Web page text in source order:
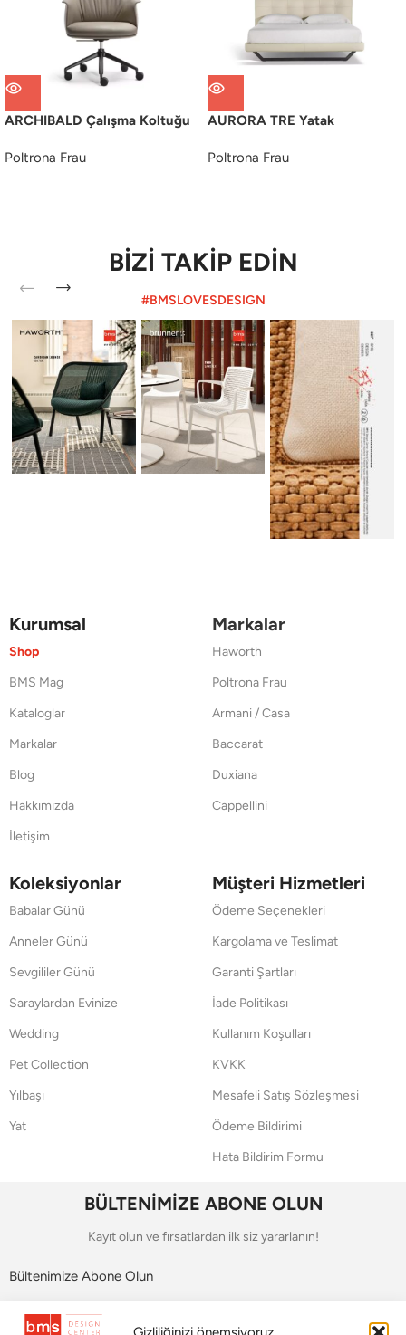
ARCHIBALD Çalışma Koltuğu
Poltrona Frau
AURORA TRE Yatak
Poltrona Frau
BİZİ TAKİP EDİN
#BMSLOVESDESIGN
Kurumsal
Shop
BMS Mag
Kataloglar
Markalar
Blog
Hakkımızda
İletişim
Markalar
Haworth
Poltrona Frau
Armani / Casa
Baccarat
Duxiana
Cappellini
Koleksiyonlar
Babalar Günü
Anneler Günü
Sevgililer Günü
Saraylardan Evinize
Wedding
Pet Collection
Yılbaşı
Yat
Müşteri Hizmetleri
Ödeme Seçenekleri
Kargolama ve Teslimat
Garanti Şartları
İade Politikası
Kullanım Koşulları
KVKK
Mesafeli Satış Sözleşmesi
Ödeme Bildirimi
Hata Bildirim Formu
BÜLTENİMİZE ABONE OLUN
Kayıt olun ve fırsatlardan ilk siz yararlanın!
Bültenimize Abone Olun